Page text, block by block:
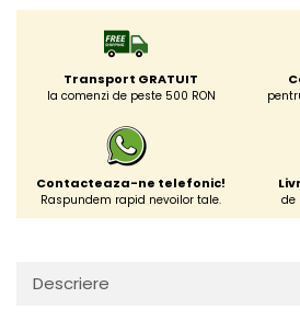
Transport GRATUIT
la comenzi de peste 500 RON
Contacteaza-ne telefonic!
Raspundem rapid nevoilor tale. de
Descriere